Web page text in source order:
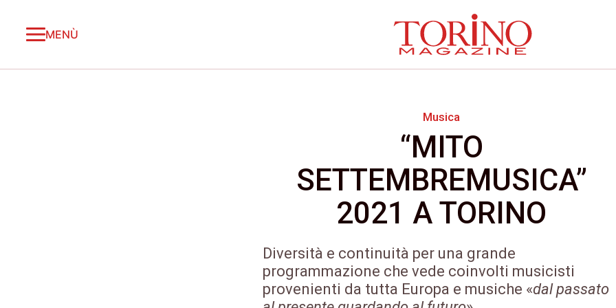
MENÙ
Musica
“MITO
SETTEMBREMUSICA”
2021 A TORINO
Diversità e continuità per una grande
programmazione che vede coinvolti musicisti
provenienti da tutta Europa e musiche «dal passato